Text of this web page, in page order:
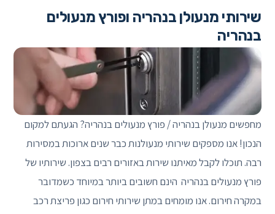
שירותי מנעולן בנהריה ופורץ מנעולים
בנהריה
מחפשים מנעולן בנהריה / פורץ מנעולים בנהריה? הגעתם למקום
הנכון! אנו מספקים שירותי מנעולנות כבר שנים ארוכות במסירות
רבה. תוכלו לקבל מאיתנו שירות באזורים רבים בצפון. שירותיו של
פורץ מנעולים בנהריה הינם חשובים ביותר במיוחד כשמדובר
במקרה חירום. אנו מומחים במתן שירותי חירום כגון פריצת רכב